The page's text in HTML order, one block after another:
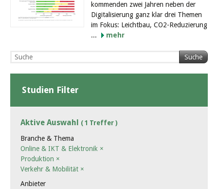
kommenden zwei Jahren neben der
Digitalisierung ganz klar drei Themen
im Fokus: Leichtbau, CO2-Reduzierung
...
mehr
Suche
Studien Filter
Aktive Auswahl ( 1 Treffer )
Branche & Thema
Online & IKT & Elektronik ×
Produktion ×
Verkehr & Mobilität ×
Anbieter